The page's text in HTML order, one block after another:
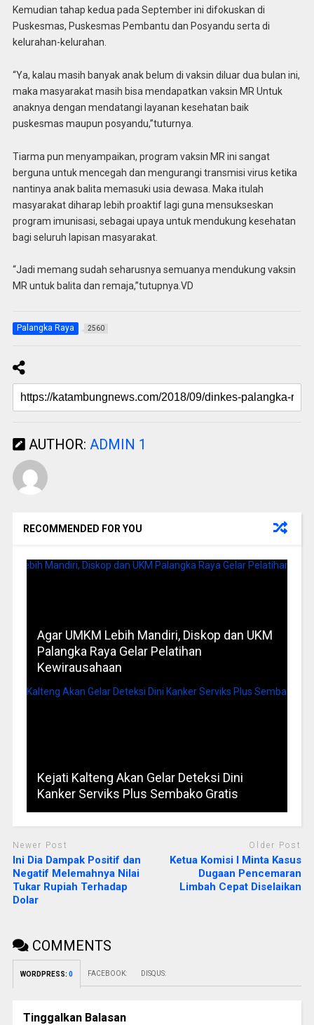
Kemudian tahap kedua pada September ini difokuskan di
Puskesmas, Puskesmas Pembantu dan Posyandu serta di
kelurahan-kelurahan.
“Ya, kalau masih banyak anak belum di vaksin diluar dua bulan ini,
maka masyarakat masih bisa mendapatkan vaksin MR Untuk
anaknya dengan mendatangi layanan kesehatan baik
puskesmas maupun posyandu,”tuturnya.
Tiarma pun menyampaikan, program vaksin MR ini sangat
berguna untuk mencegah dan mengurangi transmisi virus ketika
nantinya anak balita memasuki usia dewasa. Maka itulah
masyarakat diharap lebih proaktif lagi guna mensukseskan
program imunisasi, sebagai upaya untuk mendukung kesehatan
bagi seluruh lapisan masyarakat.
“Jadi memang sudah seharusnya semuanya mendukung vaksin
MR untuk balita dan remaja,”tutupnya.VD
Palangka Raya 2560
AUTHOR: ADMIN 1
RECOMMENDED FOR YOU
Agar UMKM Lebih Mandiri, Diskop dan UKM
Palangka Raya Gelar Pelatihan
Kewirausahaan
Kejati Kalteng Akan Gelar Deteksi Dini
Kanker Serviks Plus Sembako Gratis
Newer Post
Ini Dia Dampak Positif dan
Negatif Melemahnya Nilai
Tukar Rupiah Terhadap
Dolar
Older Post
Ketua Komisi I Minta Kasus
Dugaan Pencemaran
Limbah Cepat Diselaikan
COMMENTS
WORDPRESS: 0 FACEBOOK: DISQUS:
Tinggalkan Balasan